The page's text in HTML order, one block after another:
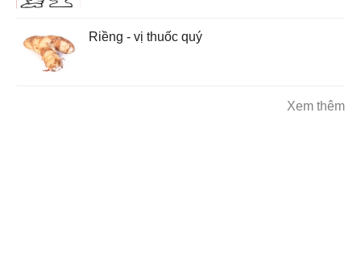
Riềng - vị thuốc quý
Xem thêm